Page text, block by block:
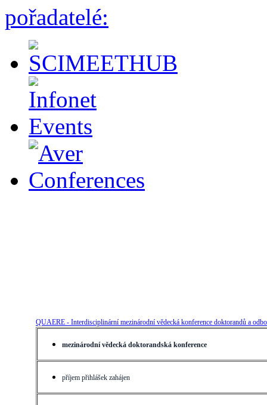
pořadatelé:
QUAERE - Interdisciplinární mezinárodní vědecká konference doktorandů a
mezinárodní vědecká doktorandská konference
příjem přihlášek zahájen